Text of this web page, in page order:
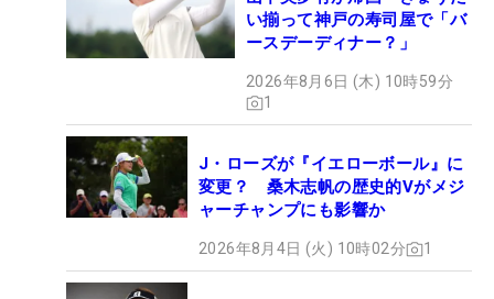
けメジャー連戦に挑む。「日本女子オープン」を2
度制している勝だが、今回の戦いで米国でのメジャ
ー優勝への意識も「だいぶ高まりましたね」とい
う。「もっと最終日のゴルフがよければ上位に行け
たし、伸びしろしかないと思えた。1つ1つ課題をク
リアしていって、1つでも順位を上げられるよう
に」。米ツアー2年目のシーズンを勢いづける4日間
になるはずだ。（文・間宮輝憲）
い揃って神戸の寿司屋で「バ
ースデーディナー？」
2026年8月6日 (木) 10時59分
1
J・ローズが『イエローボール』に
変更？ 桑木志帆の歴史的Vがメジ
ャーチャンプにも影響か
2026年8月4日 (火) 10時02分 1